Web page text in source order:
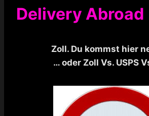
Delivery Abroad
Zoll. Du kommst hier
… oder Zoll Vs. USPS